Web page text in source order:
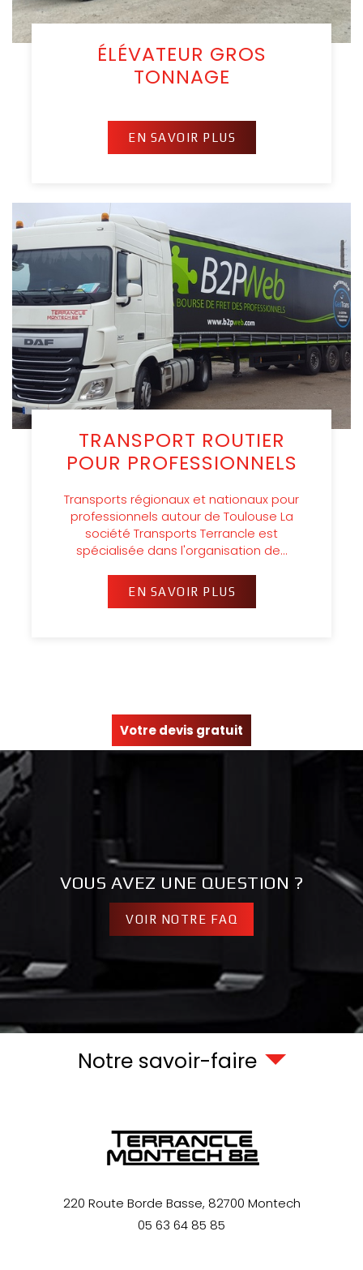
ÉLÉVATEUR GROS
TONNAGE
EN SAVOIR PLUS
TRANSPORT ROUTIER
POUR PROFESSIONNELS
Transports régionaux et nationaux pour
professionnels autour de Toulouse La
société Transports Terrancle est
spécialisée dans l'organisation de…
EN SAVOIR PLUS
Votre devis gratuit
VOUS AVEZ UNE QUESTION ?
VOIR NOTRE FAQ
Notre savoir-faire
220 Route Borde Basse, 82700 Montech
05 63 64 85 85